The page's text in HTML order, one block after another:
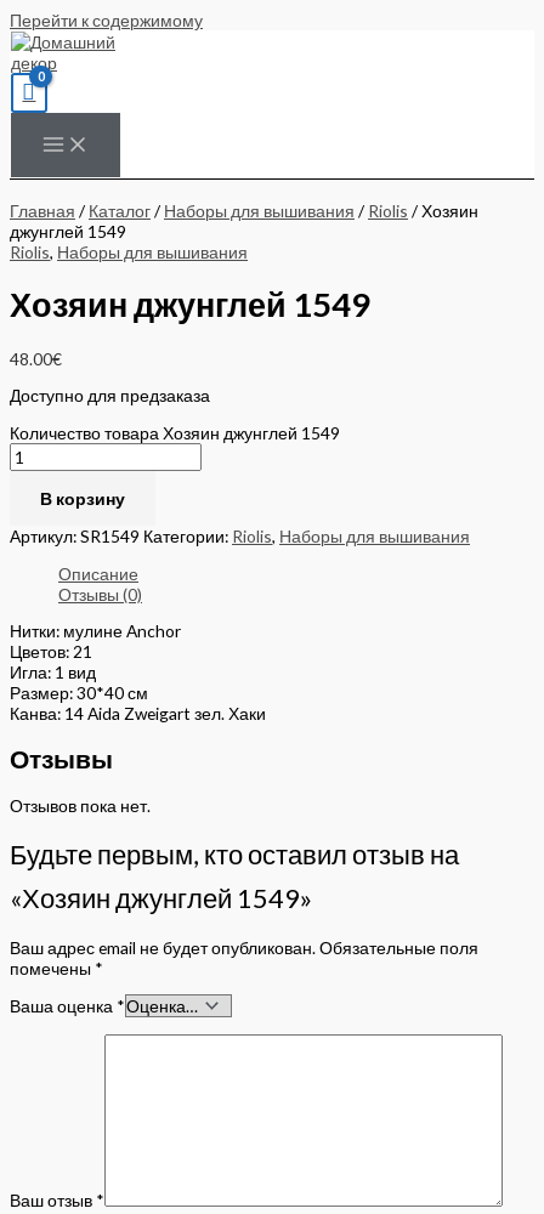
Перейти к содержимому
Главная / Каталог/ Наборы для вышивания / Riolis / Хозяин
джунглей 1549
Riolis, Наборы для вышивания
Хозяин джунглей 1549
48.00€
Доступно для предзаказа
Количество товара Хозяин джунглей 1549
В корзину
Артикул:SR1549 Категории: Riolis, Наборы для вышивания
Описание
Отзывы (0)
Нитки: мулине Anchor
Цветов: 21
Игла: 1 вид
Размер: 30*40 см
Канва: 14 Aida Zweigart зел. Хаки
Отзывы
Отзывов пока нет.
Будьте первым, кто оставил отзыв на
«Хозяин джунглей 1549»
Ваш адрес email не будет опубликован.Обязательные поля
помечены *
Ваша оценка *
Ваш отзыв *